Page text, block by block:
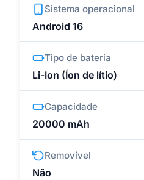
Sistema operacional
Android 16
Tipo de bateria
Li-Ion (Íon de lítio)
Capacidade
20000 mAh
Removível
Não